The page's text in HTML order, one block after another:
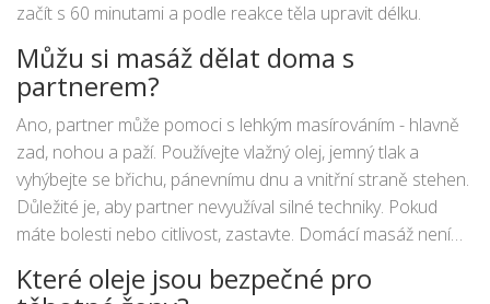
začít s 60 minutami a podle reakce těla upravit délku.
Můžu si masáž dělat doma s
partnerem?
Ano, partner může pomoci s lehkým masírováním - hlavně
zad, nohou a paží. Používejte vlažný olej, jemný tlak a
vyhýbejte se břichu, pánevnímu dnu a vnitřní straně stehen.
Důležité je, aby partner nevyužíval silné techniky. Pokud
máte bolesti nebo citlivost, zastavte. Domácí masáž není
způsobem, jak se spojit s partnerem.
Které oleje jsou bezpečné pro